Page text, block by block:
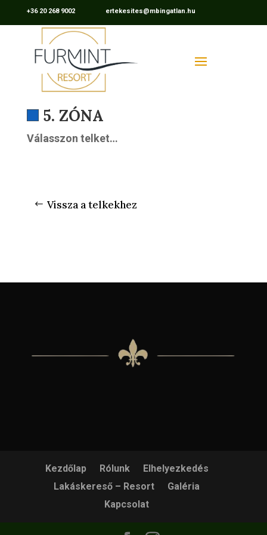
+36 20 268 9002 ertekesites@mbingatlan.hu
5. ZÓNA
Válasszon telket…
Vissza a telkekhez
Kezdőlap Rólunk
Elhelyezkedés
Lakáskereső – Resort
Galéria
Kapcsolat